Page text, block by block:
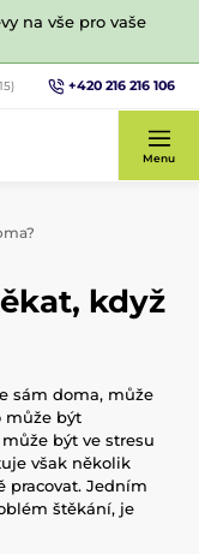
na vše pro vaše
+420 216 216 106
Menu
když
sám doma, může
může být
být ve stresu
však několik
pracovat. Jedním
štěkání, je